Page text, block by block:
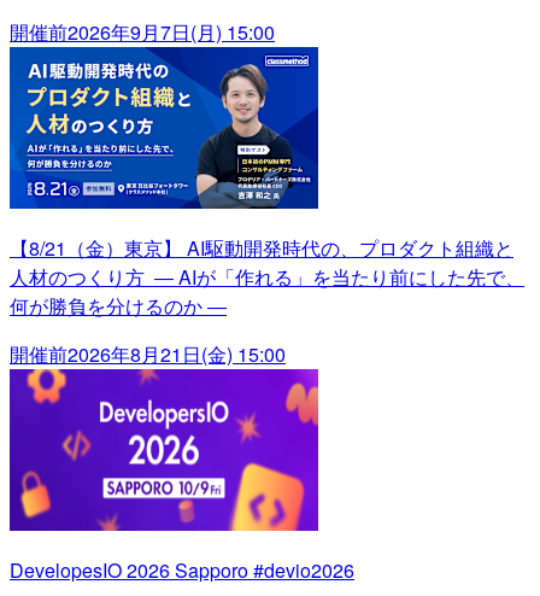
開催前2026年9月7日(月) 15:00
【8/21（金）東京】 AI駆動開発時代の、プロダクト組織と
人材のつくり方 ― AIが「作れる」を当たり前にした先で、
何が勝負を分けるのか ―
開催前2026年8月21日(金) 15:00
DevelopesIO 2026 Sapporo #devio2026